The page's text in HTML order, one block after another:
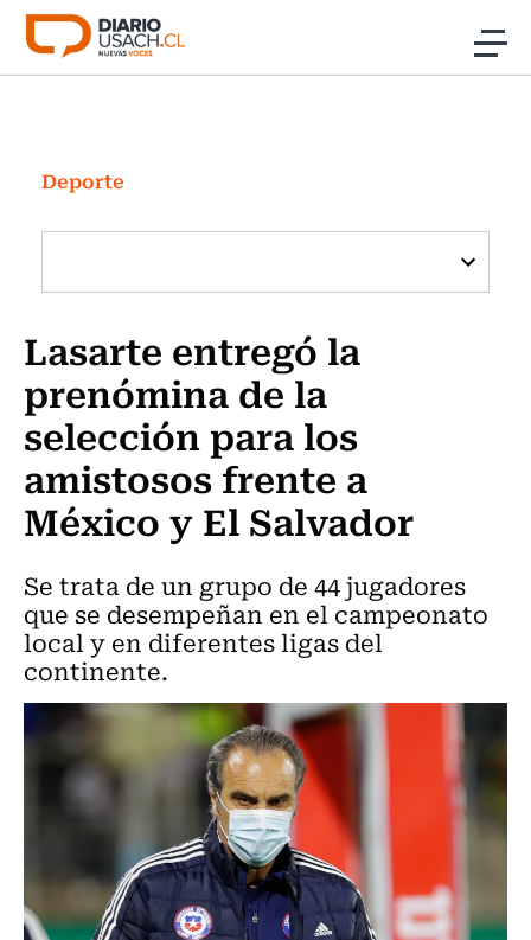
Click acá para ir directamente al contenido
Investigación
Cultura
Programas Radio y TV Usach
Deporte
Lasarte entregó la
prenómina de la
selección para los
amistosos frente a
México y El Salvador
Se trata de un grupo de 44 jugadores
que se desempeñan en el campeonato
local y en diferentes ligas del
continente.